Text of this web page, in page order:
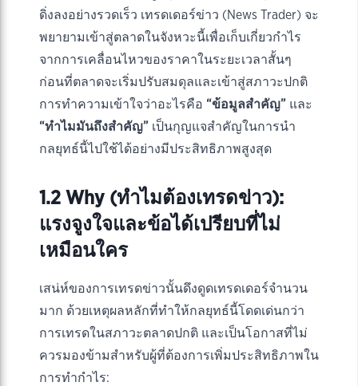
ดิ่งลงอย่างรวดเร็ว เทรดเดอร์ข่าว (News Trader) จะ
พยายามเข้าสู่ตลาดในจังหวะนี้เพื่อเก็บเกี่ยวกำไร
จากการเคลื่อนไหวของราคาในระยะเวลาสั้นๆ
ก่อนที่ตลาดจะเริ่มปรับสมดุลและเข้าสู่สภาวะปกติ
การทำความเข้าใจว่าอะไรคือ “ข้อมูลสำคัญ” และ
“ทำไมมันถึงสำคัญ” เป็นกุญแจสำคัญในการนำ
กลยุทธ์นี้ไปใช้ได้อย่างมีประสิทธิภาพสูงสุด
1.2 Why (ทำไมต้องเทรดข่าว):
แรงจูงใจและข้อได้เปรียบที่ไม่
เหมือนใคร
เสน่ห์ของการเทรดข่าวนั้นดึงดูดเทรดเดอร์จำนวน
มาก ด้วยเหตุผลหลักที่ทำให้กลยุทธ์นี้โดดเด่นกว่า
การเทรดในสภาวะตลาดปกติ และเป็นโอกาสที่ไม่
ควรมองข้ามสำหรับผู้ที่ต้องการเพิ่มประสิทธิภาพใน
การทำกำไร: